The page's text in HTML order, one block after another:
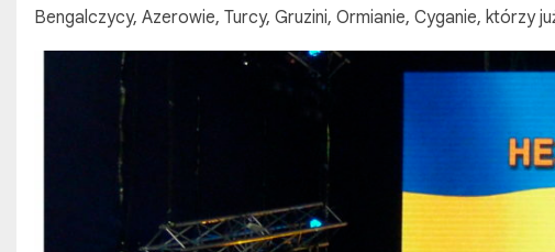
Bengalczycy, Azerowie, Turcy, Gruzini, Ormianie, Cyganie, którzy